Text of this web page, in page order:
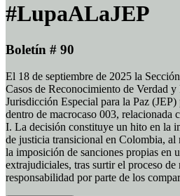
#LupaALaJEP
Boletín # 90
El 18 de septiembre de 2025 la
Casos de Reconocimiento de Verdad
Jurisdicción Especial para la Paz
dentro de macrocaso 003, relacionada
I. La decisión constituye un hito en la
de justicia transicional en Colombia,
la imposición de sanciones propias en
extrajudiciales, tras surtir el proceso
responsabilidad por parte de los